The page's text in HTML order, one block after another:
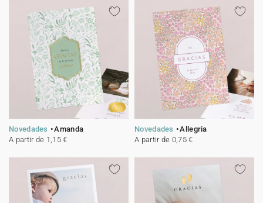
Oro
Novedades
Amanda
A partir de 1,15 €
Novedades
Allegria
A partir de 0,75 €